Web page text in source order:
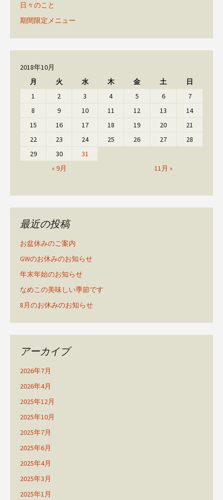
日々のこと
期間限定メニュー
2018年10月
月
火 水 木 金 土 日
« 9月 11月 »
1 2 3 4 5 6
7
8
9 10 11 12 13
14
15
16 17 18 19 20
21
22
23 24 25 26 27
28
29
30 31
最近の投稿
お盆休みのご案内
GWのお休みのお知らせ
年末年始のお知らせ
なめこの美味しい季節です
8月のお休みのお知らせ
アーカイブ
2026年7月
2026年4月
2025年12月
2025年10月
2025年7月
2025年6月
2025年4月
2025年3月
2025年1月